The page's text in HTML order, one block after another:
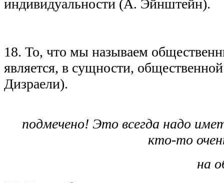
индивидуальности (А. Эйнштейн).
18. То, что мы называем
является, в сущности,
Дизраели).
подмечено! Это всегда надо
кто-то
на